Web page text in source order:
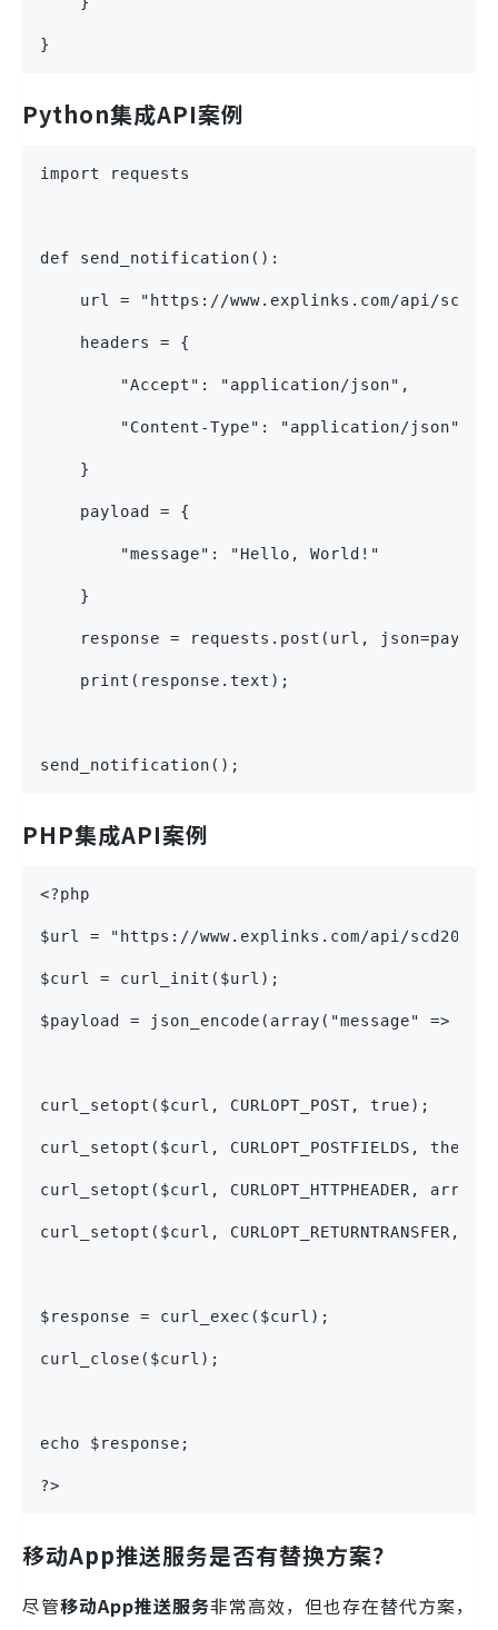
}
Python集成API案例
import requests
def send_notification():
url = "https://www.explinks.com/api/
    headers = {
        "Accept": "application/json",
        "Content-Type": "application/json"
    }
    payload = {
        "message": "Hello, World!"
    }
response = requests.post(url,
    print(response.text);
send_notification();
PHP集成API案例
<?php
$url = "https://www.explinks.com/api/
$curl = curl_init($url);
$payload = json_encode(array("message" =>
curl_setopt($curl, CURLOPT_POST, true);
curl_setopt($curl, CURLOPT_POSTFIELDS,
curl_setopt($curl, CURLOPT_HTTPHEADER,
curl_setopt($curl, CURLOPT_RETURNTRANSFER,
$response = curl_exec($curl);
curl_close($curl);
echo $response;
?>
移动App推送服务是否有替换方案？
尽管移动App推送服务非常高效，但也存在替代方案，